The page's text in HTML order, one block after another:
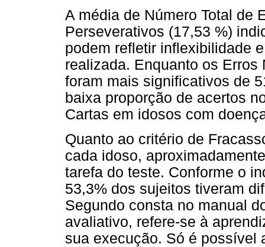
A média de Número Total de
Perseverativos (17,53 %)
podem refletir inflexibilidade
realizada. Enquanto os
foram mais significativos de
baixa proporção de acertos
Cartas em idosos com
Quanto ao critério de
cada idoso,
tarefa do teste. Conforme o
53,3% dos sujeitos tiveram
Segundo consta no manual
avaliativo, refere-se à
sua execução. Só é possível